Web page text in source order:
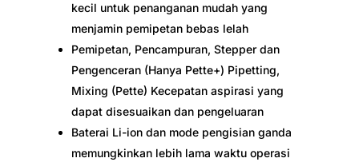
kecil untuk penanganan mudah yang
menjamin pemipetan bebas lelah
Pemipetan, Pencampuran, Stepper dan
Pengenceran (Hanya Pette+) Pipetting,
Mixing (Pette) Kecepatan aspirasi yang
dapat disesuaikan dan pengeluaran
Baterai Li-ion dan mode pengisian ganda
memungkinkan lebih lama waktu operasi